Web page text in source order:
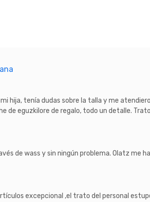
hija, tenía dudas sobre la talla y me
de eguzkilore de regalo, todo un detalle.
de wass y sin ningún problema. Olatz me
excepcional ,el trato del personal